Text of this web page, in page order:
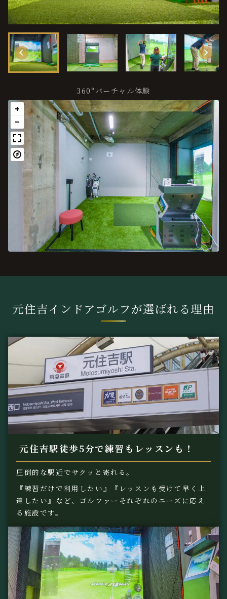
360°バーチャル体験
元住吉インドアゴルフが選ばれる理由
元住吉駅徒歩5分で練習もレッスンも！
圧倒的な駅近でサクッと寄れる。
『練習だけで利用したい』『レッスンも受けて早く上
達したい』など、ゴルファーそれぞれのニーズに応え
る施設です。